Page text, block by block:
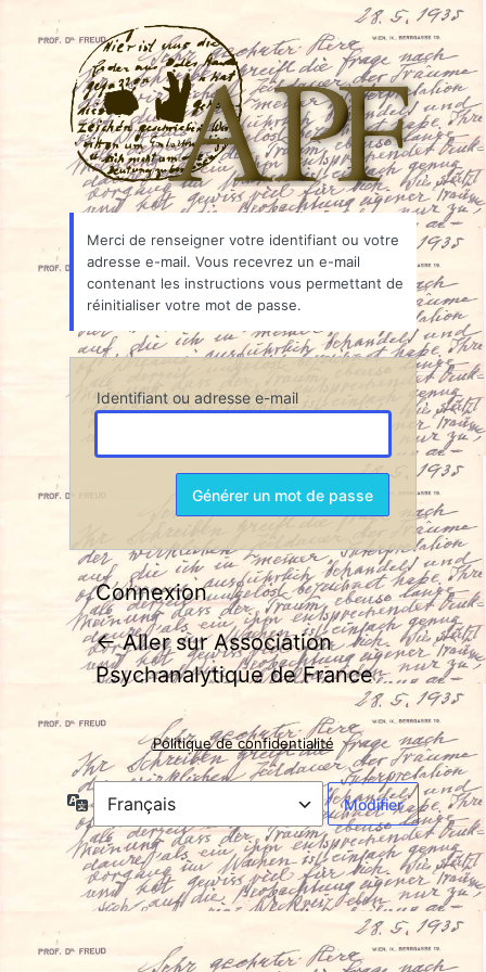
passe
oublié
Merci de renseigner votre identifiant ou votre
adresse e-mail. Vous recevrez un e-mail
contenant les instructions vous permettant de
réinitialiser votre mot de passe.
Identifiant ou adresse e-mail
Connexion
← Aller sur Association
Psychanalytique de France
Politique de confidentialité
Langue